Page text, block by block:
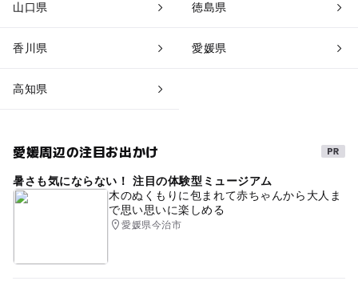
山口県 徳島県
香川県 愛媛県
高知県
愛媛周辺の注目お出かけ
暑さも気にならない！ 注目の体験型ミュージアム
木のぬくもりに包まれて赤ちゃんから大人ま
で思い思いに楽しめる
愛媛県今治市